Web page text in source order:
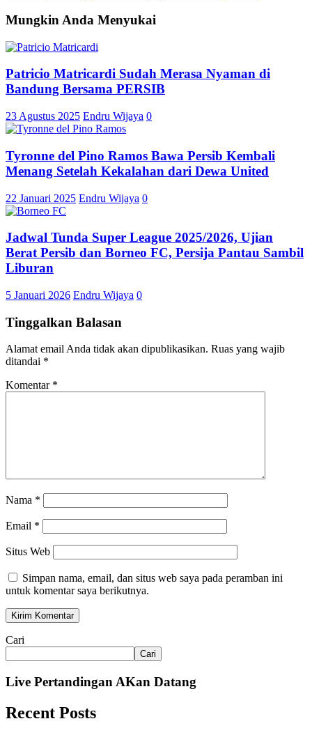
Mungkin Anda Menyukai
Patricio Matricardi Sudah Merasa Nyaman di
Bandung Bersama PERSIB
23 Agustus 2025 Endru Wijaya 0
Tyronne del Pino Ramos Bawa Persib Kembali
Menang Setelah Kekalahan dari Dewa United
22 Januari 2025 Endru Wijaya 0
Jadwal Tunda Super League 2025/2026, Ujian
Berat Persib dan Borneo FC, Persija Pantau Sambil
Liburan
5 Januari 2026 Endru Wijaya 0
Tinggalkan Balasan
Alamat email Anda tidak akan dipublikasikan. Ruas yang wajib
ditandai *
Komentar *
Nama *
Email *
Situs Web
Simpan nama, email, dan situs web saya pada peramban ini
untuk komentar saya berikutnya.
Cari
Cari
Live Pertandingan AKan Datang
Recent Posts